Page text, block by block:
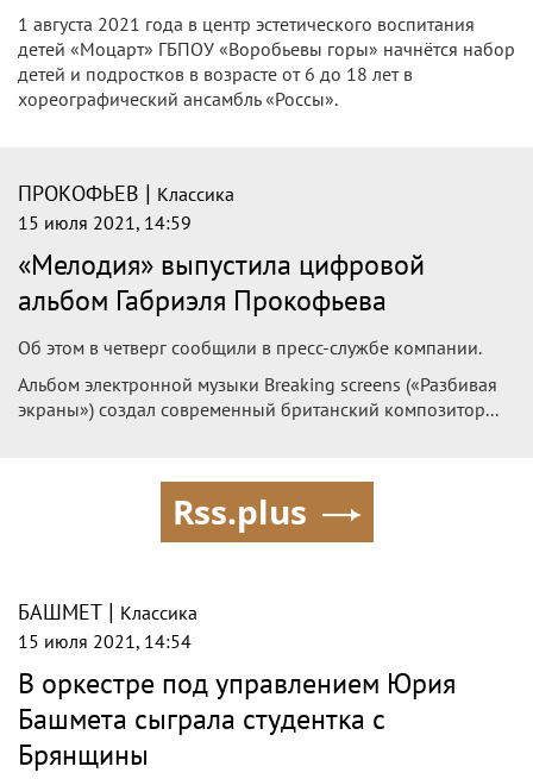
1 августа 2021 года в центр эстетического воспитания
детей «Моцарт» ГБПОУ «Воробьевы горы» начнётся набор
детей и подростков в возрасте от 6 до 18 лет в
хореографический ансамбль «Россы».
ПРОКОФЬЕВ | Классика
15 июля 2021, 14:59
«Мелодия» выпустила цифровой
альбом Габриэля Прокофьева
Об этом в четверг сообщили в пресс-службе компании.
Альбом электронной музыки Breaking screens («Разбивая
экраны») создал современный британский композитор...
БАШМЕТ | Классика
15 июля 2021, 14:54
В оркестре под управлением Юрия
Башмета сыграла студентка с
Брянщины
Rss.plus